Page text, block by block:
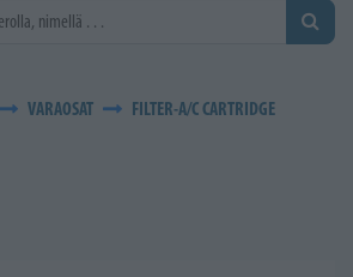
VARAOSAT FILTER-A/C CARTRIDGE